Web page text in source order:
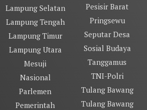
Lampung Selatan
Lampung Tengah
Lampung Timur
Lampung Utara
Mesuji
Nasional
Parlemen
Pemerintah
Pesisir Barat
Pringsewu
Seputar Desa
Sosial Budaya
Tanggamus
TNI-Polri
Tulang Bawang
Tulang Bawang